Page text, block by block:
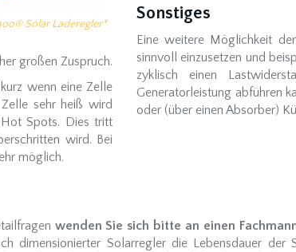
Solar Laderegler*
großen Zuspruch.
wenn eine Zelle
sehr heiß wird
Spots. Dies tritt
wird. Bei
möglich.
Sonstiges
Eine weitere Möglichkeit
sinnvoll einzusetzen und
zyklisch einen
Generatorleistung abführen
oder (über einen Absorber)
wenden Sie sich bitte an einen
dimensionierter Solarregler die Lebensdauer der